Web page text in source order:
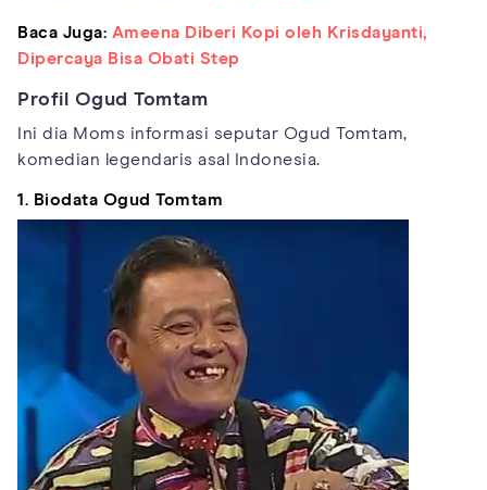
Baca Juga: Ameena Diberi Kopi oleh Krisdayanti,
Dipercaya Bisa Obati Step
Profil Ogud Tomtam
Ini dia Moms informasi seputar Ogud Tomtam,
komedian legendaris asal Indonesia.
1. Biodata Ogud Tomtam